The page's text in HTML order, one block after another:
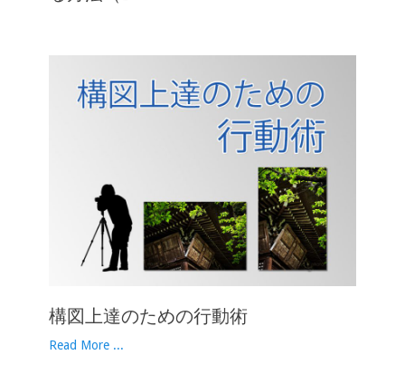
構図上達のための行動術
Read More ...